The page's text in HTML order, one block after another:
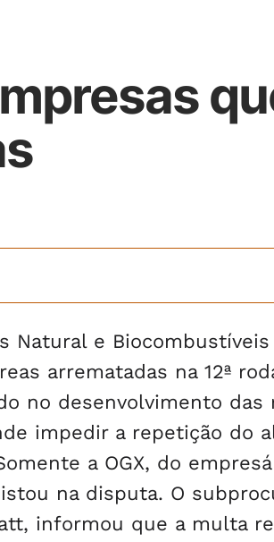
Natural e Biocombustíveis
arrematadas na 12ª
no desenvolvimento das
impedir a repetição do
a OGX, do
na disputa. O
informou que a multa